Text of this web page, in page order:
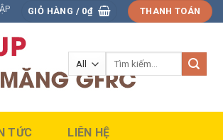
GIỎ HÀNG / 0₫ THANH TOÁN
TỨC LIÊN HỆ